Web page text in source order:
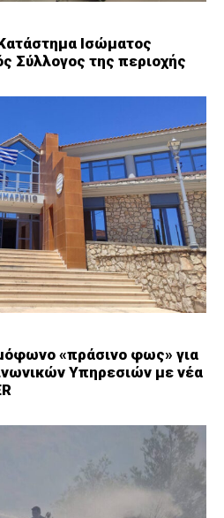
Ισώματος
Σύλλογος της περιοχής
«πράσινο φως» για
Υπηρεσιών με νέα